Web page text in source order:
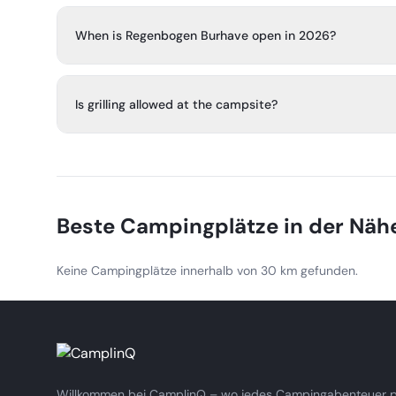
When is Regenbogen Burhave open in 2026?
Is grilling allowed at the campsite?
high. Open fires, disposable grills, campfires, and other
Beste Campingplätze in der
Keine Campingplätze innerhalb von 30 km gefunden.